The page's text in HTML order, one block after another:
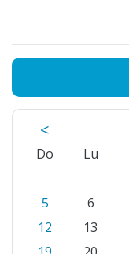
<
Do Lu
5
6
12
13